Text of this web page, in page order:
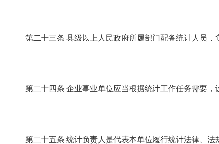
第二十三条 县级以上人民政府所属部门配备统计人员
第二十四条 企业事业单位应当根据统计工作任务需要
第二十五条 统计负责人是代表本单位履行统计法律、